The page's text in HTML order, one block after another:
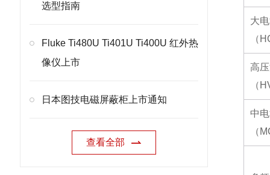
选型指南
Fluke Ti480U Ti401U Ti400U 红外热
像仪上市
日本图技电磁屏蔽柜上市通知
查看全部
大
（
高
（
中
（